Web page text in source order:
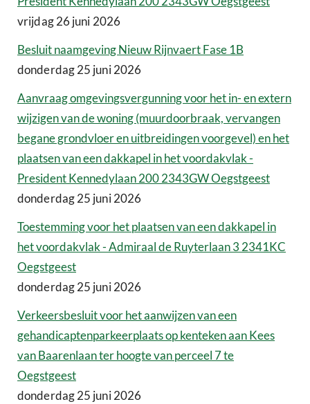
vrijdag 26 juni 2026
Besluit naamgeving Nieuw Rijnvaert Fase 1B
donderdag 25 juni 2026
Aanvraag omgevingsvergunning voor het in- en extern
wijzigen van de woning (muurdoorbraak, vervangen
begane grondvloer en uitbreidingen voorgevel) en het
plaatsen van een dakkapel in het voordakvlak -
President Kennedylaan 200 2343GW Oegstgeest
donderdag 25 juni 2026
Toestemming voor het plaatsen van een dakkapel in
het voordakvlak - Admiraal de Ruyterlaan 3 2341KC
Oegstgeest
donderdag 25 juni 2026
Verkeersbesluit voor het aanwijzen van een
gehandicaptenparkeerplaats op kenteken aan Kees
van Baarenlaan ter hoogte van perceel 7 te
Oegstgeest
donderdag 25 juni 2026